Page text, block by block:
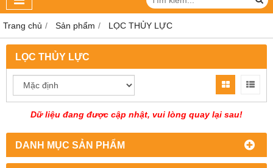
Trang chủ Sản phẩm LỌC THỦY LỰC
DANH MỤC SẢN PHẨM
LỌC THỦY LỰC
Dữ liệu đang được cập nhật, vui lòng quay lại sau!